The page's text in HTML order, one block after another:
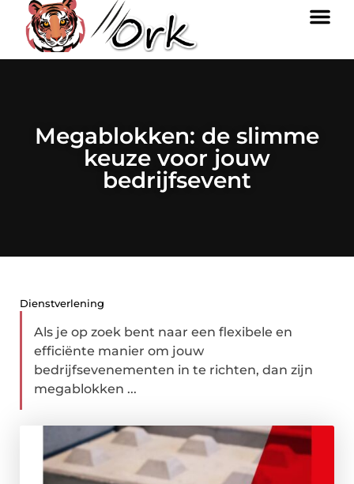
Megablokken: de slimme
keuze voor jouw
bedrijfsevent
Dienstverlening
Als je op zoek bent naar een flexibele en
efficiënte manier om jouw
bedrijfsevenementen in te richten, dan zijn
megablokken ...